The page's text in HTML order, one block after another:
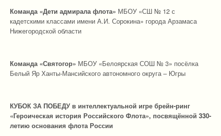
Команда «Дети адмирала флота» МБОУ «СШ № 12 с
кадетскими классами имени А.И. Сорокина» города Арзамаса
Нижегородской области
Команда «Святогор» МБОУ «Белоярская СОШ № 3» посёлка
Белый Яр Ханты‑Мансийского автономного округа – Югры
КУБОК ЗА ПОБЕДУ в интеллектуальной игре брейн-ринг
«Героическая история Российского Флота», посвящённой 330-
летию основания флота России